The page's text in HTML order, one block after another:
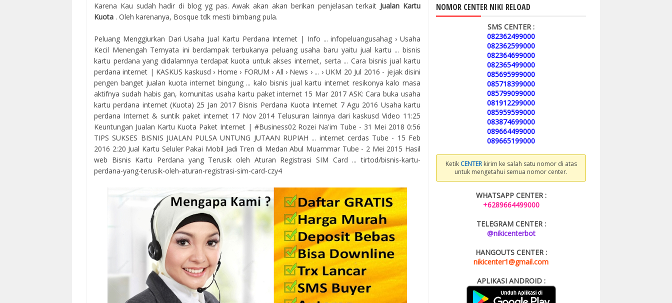
Karena Kau sudah hadir di blog yg pas. Awak akan akan berikan penjelasan terkait Jualan Kartu
Kuota . Oleh karenanya, Bosque tdk mesti bimbang pula.
Peluang Menggiurkan Dari Usaha Jual Kartu Perdana Internet | Info ... infopeluangusahag › Usaha
Kecil Menengah Ternyata ini berdampak terbukanya peluang usaha baru yaitu jual kartu ... bisnis
kartu perdana yang didalamnya terdapat kuota untuk akses internet, serta ... Cara bisnis jual kartu
perdana internet | KASKUS kaskusd › Home › FORUM › All › News › ... › UKM 20 Jul 2016 - jejak disini
pengen banget jualan kuota internet bingung ... kalo bisnis jual kartu internet resikonya kalo masa
aktifnya sudah habis gan, komunitas usaha kartu paket internet 15 Mar 2017 ASK: Cara buka usaha
kartu perdana internet (Kuota) 25 Jan 2017 Bisnis Perdana Kuota Internet 7 Agu 2016 Usaha kartu
perdana Internet & suntik paket internet 17 Nov 2014 Telusuran lainnya dari kaskusd Video 11:25
Keuntungan Jualan Kartu Kuota Paket Internet | #Business02 Rozei Na'im Tube - 31 Mei 2018 0:56
TIPS SUKSES BISNIS JUALAN PULSA UNTUNG JUTAAN RUPIAH ... internet cerdas Tube - 15 Feb
2016 2:20 Jual Kartu Seluler Pakai Mobil Jadi Tren di Medan Abul Muammar Tube - 2 Mei 2015 Hasil
web Bisnis Kartu Perdana yang Terusik oleh Aturan Registrasi SIM Card ... tirtod/bisnis-kartu-
perdana-yang-terusik-oleh-aturan-registrasi-sim-card-czy4
NOMOR CENTER NIKI RELOAD
SMS CENTER :
082362499000
082362599000
082364699000
082365499000
085695999000
085718399000
085799099000
081912299000
085959599000
083874699000
089664499000
089665199000
Ketik CENTERkirim ke salah satu nomor di atas
untuk mengetahui semua nomor center.
WHATSAPP CENTER :
+6289664499000
TELEGRAM CENTER :
@nikicenterbot
HANGOUTS CENTER :
nikicenter1@gmail.com
APLIKASI ANDROID :